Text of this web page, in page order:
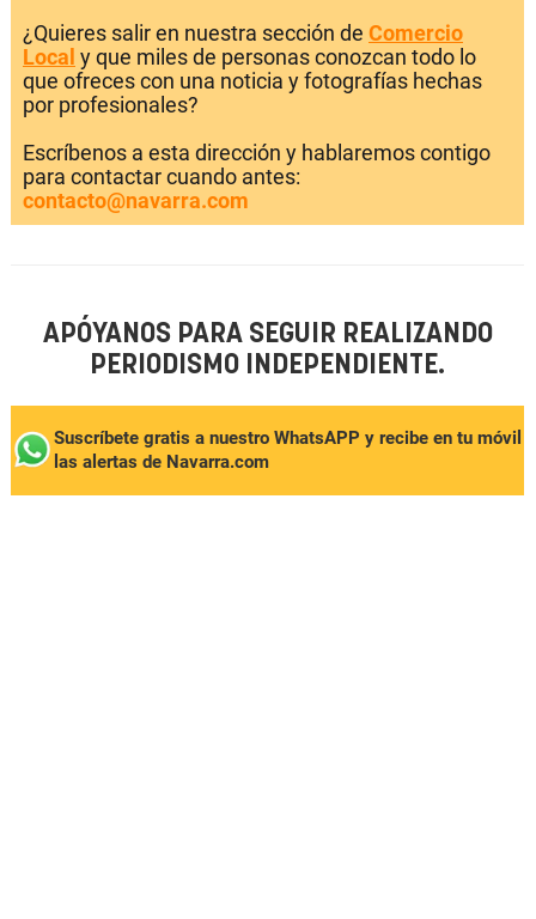
¿Quieres salir en nuestra sección de Comercio
Local y que miles de personas conozcan todo lo
que ofreces con una noticia y fotografías hechas
por profesionales?
Escríbenos a esta dirección y hablaremos contigo
para contactar cuando antes:
contacto@navarra.com
APÓYANOS PARA SEGUIR REALIZANDO
PERIODISMO INDEPENDIENTE.
Suscríbete gratis a nuestro WhatsAPP y recibe en tu móvil
las alertas de Navarra.com